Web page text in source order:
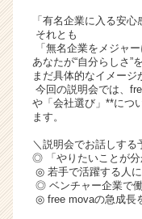
r
e
r
「有名企業に入る安心
それとも
「無名企業をメジャ
あなたが“自分らしさ”
まだ具体的なイメージ
今回の説明会では、
や「会社選び」**につ
ます。
＼説明会でお話しする
◎ 「やりたいことが分
◎ 若手で活躍する人に
◎ ベンチャー企業で
◎ free movaの急成長